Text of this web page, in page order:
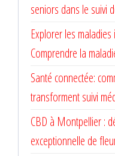
seniors dans le suivi
Explorer les
Comprendre la
Santé connectée:
transforment suivi
CBD à Montpellier :
exceptionnelle de